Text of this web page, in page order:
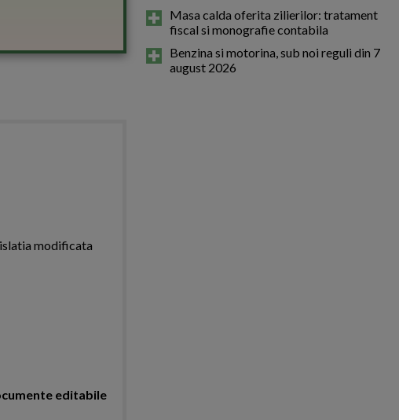
modificata
editabile
Masa calda oferita zilierilor: tratament
fiscal si monografie contabila
Benzina si motorina, sub noi reguli din 7
august 2026